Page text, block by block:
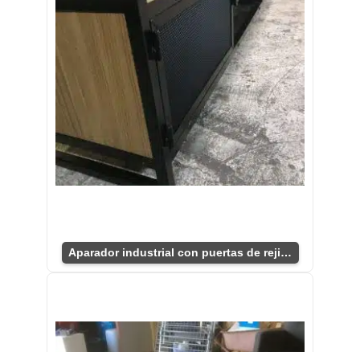
Aparador industrial con puertas de rejilla negras